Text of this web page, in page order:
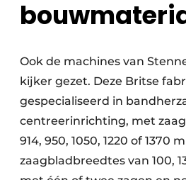
Ook de machines van
kijker gezet. Deze Britse
gespecialiseerd in
centreerinrichting, met
914, 950, 1050, 1220 of 1370
zaagbladbreedtes van 100,